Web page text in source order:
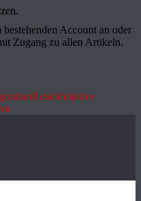
Account an oder
Zugang zu allen Artikeln.
RenteInitiative